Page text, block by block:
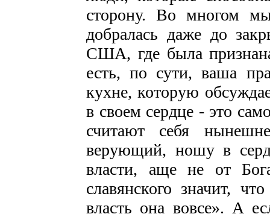
сторону. Во многом
добралась даже до
США, где была
есть, по сути, ваша
кухне, которую
в своем сердце - это
считают себя
верующий, ношу в
власти, аще не от
славянского значит,
власть она вовсе». А